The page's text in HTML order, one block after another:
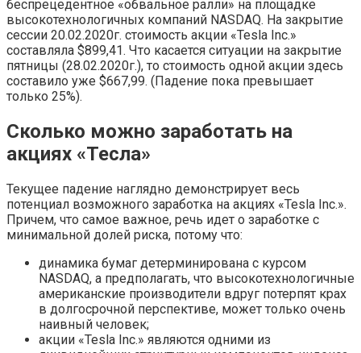
беспрецедентное «обвальное ралли» на площадке
высокотехнологичных компаний NASDAQ. На закрытие
сессии 20.02.2020г. стоимость акции «Tesla Inc.»
составляла $899,41. Что касается ситуации на закрытие
пятницы (28.02.2020г.), то стоимость одной акции здесь
составило уже $667,99. (Падение пока превышает
только 25%).
Сколько можно заработать на
акциях «Тесла»
Текущее падение наглядно демонстрирует весь
потенциал возможного заработка на акциях «Tesla Inc.».
Причем, что самое важное, речь идет о заработке с
минимальной долей риска, потому что:
динамика бумаг детерминирована с курсом
NASDAQ, а предполагать, что высокотехнологичные
американские производители вдруг потерпят крах
в долгосрочной перспективе, может только очень
наивный человек;
акции «Tesla Inc.» являются одними из